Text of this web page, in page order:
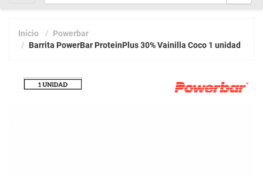
navigation
Inicio
Powerbar
Barrita PowerBar ProteinPlus 30% Vainilla Coco 1 unidad